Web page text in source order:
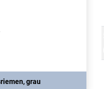
grau